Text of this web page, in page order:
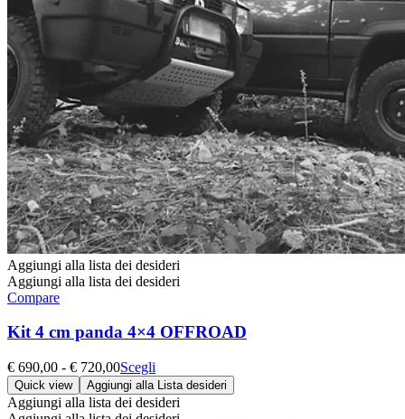
Aggiungi alla lista dei desideri
Aggiungi alla lista dei desideri
Compare
Kit 4 cm panda 4×4 OFFROAD
€ 690,00 - € 720,00Fascia
di
prezzo:
da
Scegli
prodotto
ha
più
Quick view Aggiungi alla Lista desideri
Aggiungi alla lista dei desideri